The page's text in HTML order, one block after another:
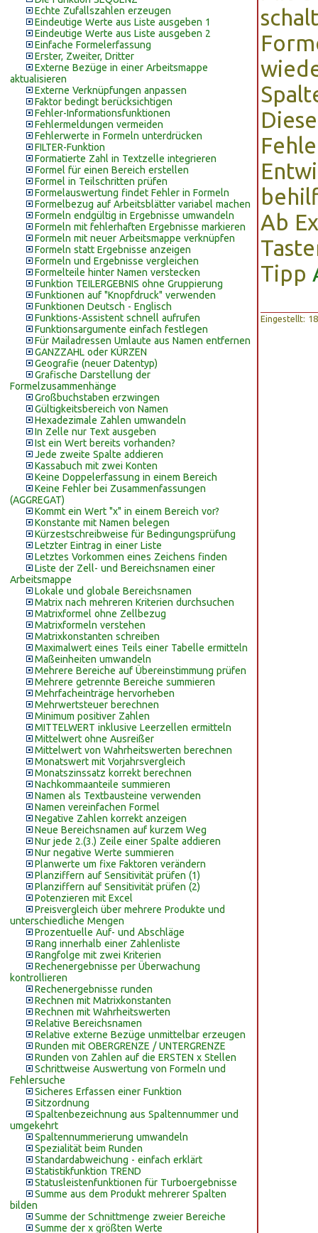
Echte Zufallszahlen erzeugen
Eindeutige Werte aus Liste ausgeben 1
Eindeutige Werte aus Liste ausgeben 2
Einfache Formelerfassung
Erster, Zweiter, Dritter
Externe Bezüge in einer Arbeitsmappe
aktualisieren
Externe Verknüpfungen anpassen
Faktor bedingt berücksichtigen
Fehler-Informationsfunktionen
Fehlermeldungen vermeiden
Fehlerwerte in Formeln unterdrücken
FILTER-Funktion
Formatierte Zahl in Textzelle integrieren
Formel für einen Bereich erstellen
Formel in Teilschritten prüfen
Formelauswertung findet Fehler in Formeln
Formelbezug auf Arbeitsblätter variabel machen
Formeln endgültig in Ergebnisse umwandeln
Formeln mit fehlerhaften Ergebnisse markieren
Formeln mit neuer Arbeitsmappe verknüpfen
Formeln statt Ergebnisse anzeigen
Formeln und Ergebnisse vergleichen
Formelteile hinter Namen verstecken
Funktion TEILERGEBNIS ohne Gruppierung
Funktionen auf "Knopfdruck" verwenden
Funktionen Deutsch - Englisch
Funktions-Assistent schnell aufrufen
Funktionsargumente einfach festlegen
Für Mailadressen Umlaute aus Namen entfernen
GANZZAHL oder KÜRZEN
Geografie (neuer Datentyp)
Grafische Darstellung der
Formelzusammenhänge
Großbuchstaben erzwingen
Gültigkeitsbereich von Namen
Hexadezimale Zahlen umwandeln
In Zelle nur Text ausgeben
Ist ein Wert bereits vorhanden?
Jede zweite Spalte addieren
Kassabuch mit zwei Konten
Keine Doppelerfassung in einem Bereich
Keine Fehler bei Zusammenfassungen
(AGGREGAT)
Kommt ein Wert "x" in einem Bereich vor?
Konstante mit Namen belegen
Kürzestschreibweise für Bedingungsprüfung
Letzter Eintrag in einer Liste
Letztes Vorkommen eines Zeichens finden
Liste der Zell- und Bereichsnamen einer
Arbeitsmappe
Lokale und globale Bereichsnamen
Matrix nach mehreren Kriterien durchsuchen
Matrixformel ohne Zellbezug
Matrixformeln verstehen
Matrixkonstanten schreiben
Maximalwert eines Teils einer Tabelle ermitteln
Maßeinheiten umwandeln
Mehrere Bereiche auf Übereinstimmung prüfen
Mehrere getrennte Bereiche summieren
Mehrfacheinträge hervorheben
Mehrwertsteuer berechnen
Minimum positiver Zahlen
MITTELWERT inklusive Leerzellen ermitteln
Mittelwert ohne Ausreißer
Mittelwert von Wahrheitswerten berechnen
Monatswert mit Vorjahrsvergleich
Monatszinssatz korrekt berechnen
Nachkommaanteile summieren
Namen als Textbausteine verwenden
Namen vereinfachen Formel
Negative Zahlen korrekt anzeigen
Neue Bereichsnamen auf kurzem Weg
Nur jede 2.(3.) Zeile einer Spalte addieren
Nur negative Werte summieren
Planwerte um fixe Faktoren verändern
Planziffern auf Sensitivität prüfen (1)
Planziffern auf Sensitivität prüfen (2)
Potenzieren mit Excel
Preisvergleich über mehrere Produkte und
unterschiedliche Mengen
Prozentuelle Auf- und Abschläge
Rang innerhalb einer Zahlenliste
Rangfolge mit zwei Kriterien
Rechenergebnisse per Überwachung
kontrollieren
Rechenergebnisse runden
Rechnen mit Matrixkonstanten
Rechnen mit Wahrheitswerten
Relative Bereichsnamen
Relative externe Bezüge unmittelbar erzeugen
Runden mit OBERGRENZE / UNTERGRENZE
Runden von Zahlen auf die ERSTEN x Stellen
Schrittweise Auswertung von Formeln und
Fehlersuche
Sicheres Erfassen einer Funktion
Sitzordnung
Spaltenbezeichnung aus Spaltennummer und
umgekehrt
Spaltennummerierung umwandeln
Spezialität beim Runden
Standardabweichung - einfach erklärt
Statistikfunktion TREND
Statusleistenfunktionen für Turboergebnisse
Summe aus dem Produkt mehrerer Spalten
bilden
Summe der Schnittmenge zweier Bereiche
Summe der x größten Werte
Ab
Tipp
Eingestellt: